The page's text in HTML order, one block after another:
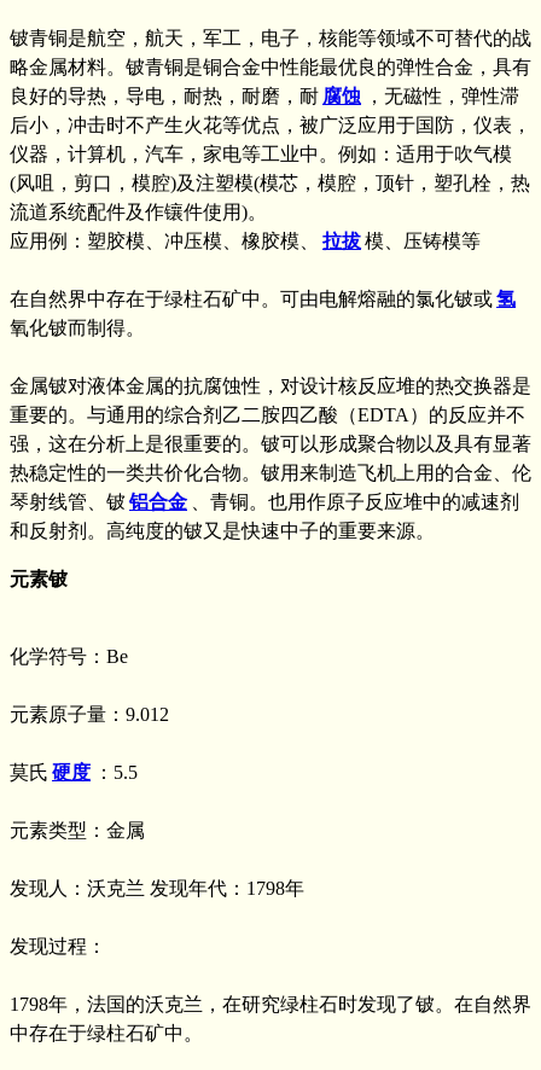
铍青铜是航空，航天，军工，电子，核能等领域不可替代的战
略金属材料。铍青铜是铜合金中性能最优良的弹性合金，具有
良好的导热，导电，耐热，耐磨，耐 腐蚀
，无磁性，弹性滞
后小，冲击时不产生火花等优点，被广泛应用于国防，仪表，
仪器，计算机，汽车，家电等工业中。例如：适用于吹气模
(风咀，剪口，模腔)及注塑模(模芯，模腔，顶针，塑孔栓，热
流道系统配件及作镶件使用)。
应用例：塑胶模、冲压模、橡胶模、
拉拔模、压铸模等
在自然界中存在于绿柱石矿中。可由电解熔融的氯化铍或氢
氧化铍而制得。
金属铍对液体金属的抗腐蚀性，对设计核反应堆的热交换器是
重要的。与通用的综合剂乙二胺四乙酸（EDTA）的反应并不
强，这在分析上是很重要的。铍可以形成聚合物以及具有显著
热稳定性的一类共价化合物。铍用来制造飞机上用的合金、伦
琴射线管、铍铝合金
、青铜。也用作原子反应堆中的减速剂
和反射剂。高纯度的铍又是快速中子的重要来源。
元素铍
化学符号：Be
元素原子量：9.012
莫氏 硬度 ：5.5
元素类型：金属
发现人：沃克兰 发现年代：1798年
发现过程：
1798年，法国的沃克兰，在研究绿柱石时发现了铍。在自然界
中存在于绿柱石矿中。